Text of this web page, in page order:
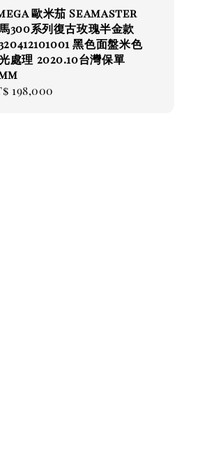
歐米茄 Seamaster
300系列復古玫瑰半金款
黑色面盤米色
處理 2020.10台灣保單
198,000